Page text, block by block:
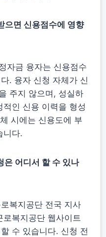
으면 신용점수에 영향
자금 융자는 신용점수
. 융자 신청 자체가 신
주지 않으며, 성실하
인 신용 이력을 형성
시에는 신용도에 부
니다.
은 어디서 할 수 있나
복지공단 전국 지사
복지공단 웹사이트
수 있습니다. 신청 전